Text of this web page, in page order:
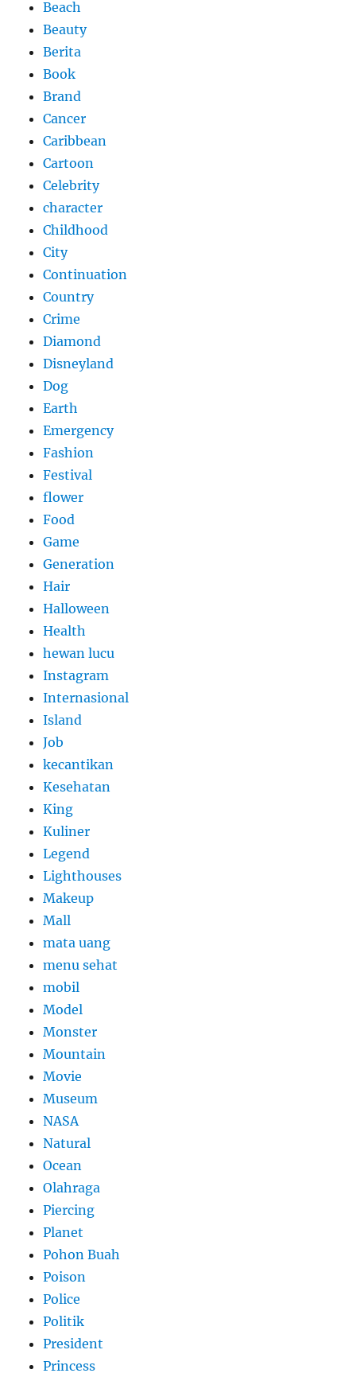
Beach
Beauty
Berita
Book
Brand
Cancer
Caribbean
Cartoon
Celebrity
character
Childhood
City
Continuation
Country
Crime
Diamond
Disneyland
Dog
Earth
Emergency
Fashion
Festival
flower
Food
Game
Generation
Hair
Halloween
Health
hewan lucu
Instagram
Internasional
Island
Job
kecantikan
Kesehatan
King
Kuliner
Legend
Lighthouses
Makeup
Mall
mata uang
menu sehat
mobil
Model
Monster
Mountain
Movie
Museum
NASA
Natural
Ocean
Olahraga
Piercing
Planet
Pohon Buah
Poison
Police
Politik
President
Princess